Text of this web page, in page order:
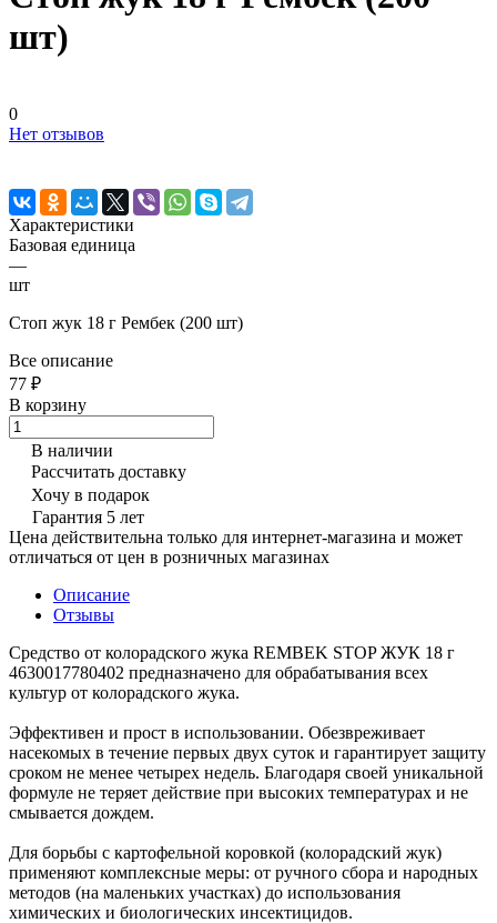
шт)
0
Нет отзывов
Характеристики
Базовая единица
—
шт
Стоп жук 18 г Рембек (200 шт)
Все описание
77 ₽
В корзину
В наличии
Рассчитать доставку
Хочу в подарок
Гарантия 5 лет
Цена действительна только для интернет-магазина и может
отличаться от цен в розничных магазинах
Описание
Отзывы
Средство от колорадского жука REMBEK STOP ЖУК 18 г
4630017780402 предназначено для обрабатывания всех
культур от колорадского жука.
Эффективен и прост в использовании. Обезвреживает
насекомых в течение первых двух суток и гарантирует защиту
сроком не менее четырех недель. Благодаря своей уникальной
формуле не теряет действие при высоких температурах и не
смывается дождем.
Для борьбы с картофельной коровкой (колорадский жук)
применяют комплексные меры: от ручного сбора и народных
методов (на маленьких участках) до использования
химических и биологических инсектицидов.